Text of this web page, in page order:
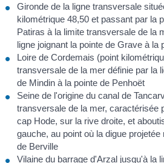
Gironde de la ligne transversale
kilométrique 48,50 et passant par la
Patiras à la limite transversale de la
ligne joignant la pointe de Grave à la
Loire de Cordemais (point
transversale de la mer définie par la
de Mindin à la pointe de Penhoët
Seine de l'origine du canal de
transversale de la mer, caractérisée
cap Hode, sur la rive droite, et
gauche, au point où la digue
de Berville
Vilaine du barrage d'Arzal jusqu'à la